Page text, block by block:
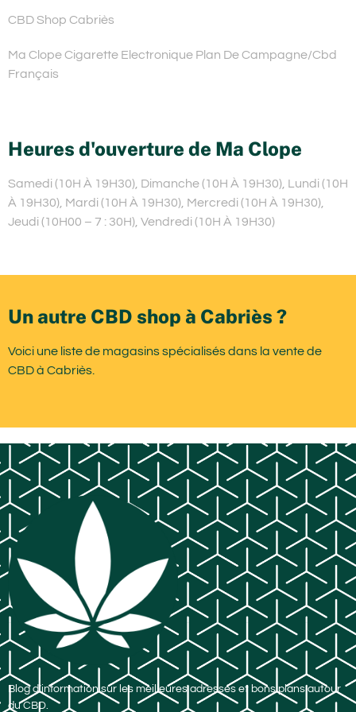
CBD Shop Cabriès
Ma Clope Cigarette Electronique Plan De Campagne/Cbd
Français
Heures d'ouverture de Ma Clope
Samedi (10H À 19H30), Dimanche (10H À 19H30), Lundi (10H
À 19H30), Mardi (10H À 19H30), Mercredi (10H À 19H30),
Jeudi (10H00 – 7 : 30H), Vendredi (10H À 19H30)
Un autre CBD shop à Cabriès ?
Voici une liste de magasins spécialisés dans la vente de
CBD à Cabriès.
Blog d’information sur les meilleures adresses et bons plans autour
du CBD.